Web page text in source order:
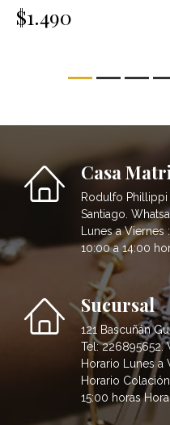
$1.490
Casa
Rodulfo Phillippi
Santiago.
Lunes a
10:00 a 14:00
Sucursal
121 Bascuñán
Tel: 226895652.
Horario Lunes a
Horario Colación
15:00 horas